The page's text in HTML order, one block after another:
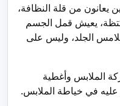
يعانون من قلة النظافة،
يعيش قمل الجسم
الجلد، وليس على
الملابس وأغطية
عليه في خياطة الملابس.